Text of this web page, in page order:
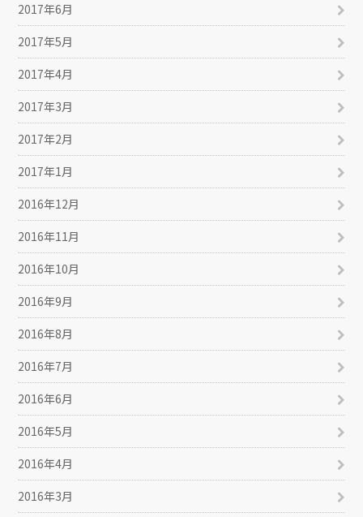
2017年6月
2017年5月
2017年4月
2017年3月
2017年2月
2017年1月
2016年12月
2016年11月
2016年10月
2016年9月
2016年8月
2016年7月
2016年6月
2016年5月
2016年4月
2016年3月